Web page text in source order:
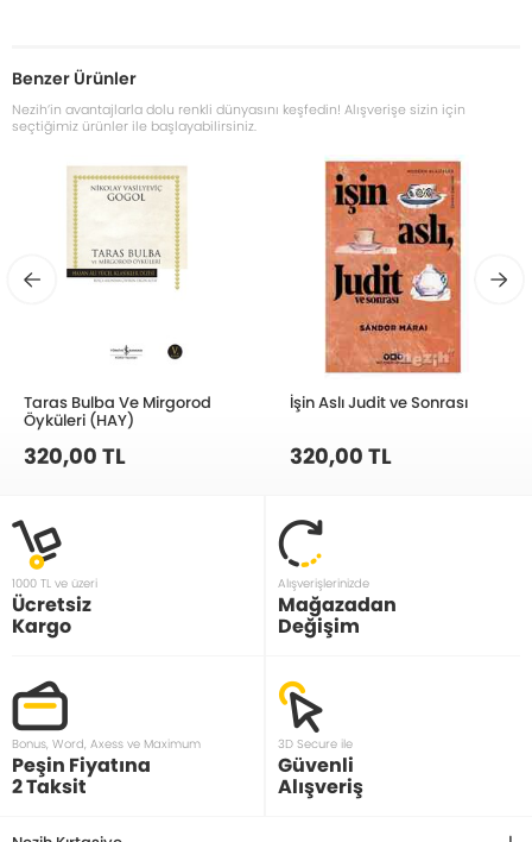
Benzer Ürünler
Nezih’in avantajlarla dolu renkli dünyasını keşfedin! Alışverişe sizin için
seçtiğimiz ürünler ile başlayabilirsiniz.
Taras Bulba Ve Mirgorod
Öyküleri (HAY)
320,00 TL
İşin Aslı Judit ve Sonrası
320,00 TL
1000 TL ve üzeri
Ücretsiz
Kargo
Alışverişlerinizde
Mağazadan
Değişim
Bonus, Word, Axess ve Maximum
Peşin Fiyatına
2 Taksit
3D Secure ile
Güvenli
Alışveriş